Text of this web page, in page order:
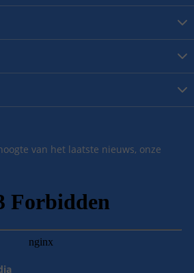
van het laatste nieuws, onze